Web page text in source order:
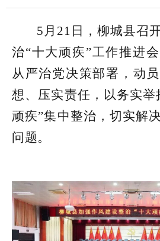
政府信息公开
网上办事
互动回应
数据专题
5月21日，柳城县召
治“十大顽疾”工作推进
从严治党决策部署，动
想、压实责任，以务实举
顽疾”集中整治，切实解
问题。